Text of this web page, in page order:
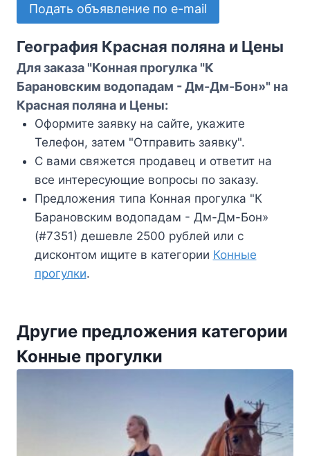
Подать объявление по e-mail
География Красная поляна и Цены
Для заказа "Конная прогулка "К
Барановским водопадам - Дм-Дм-Бон»" на
Красная поляна и Цены:
Оформите заявку на сайте, укажите
Телефон, затем "Отправить заявку".
С вами свяжется продавец и ответит на
все интересующие вопросы по заказу.
Предложения типа Конная прогулка "К
Барановским водопадам - Дм-Дм-Бон»
(#7351) дешевле 2500 рублей или с
дисконтом ищите в категории Конные
прогулки.
Другие предложения категории
Конные прогулки